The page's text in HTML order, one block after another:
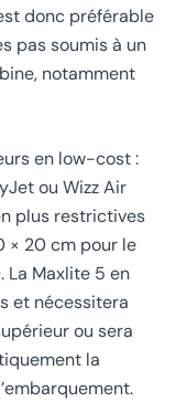
donc préférable
pas soumis à un
notamment
en low-cost :
ou Wizz Air
plus restrictives
× 20 cm pour le
La Maxlite 5 en
et nécessitera
ou sera
la